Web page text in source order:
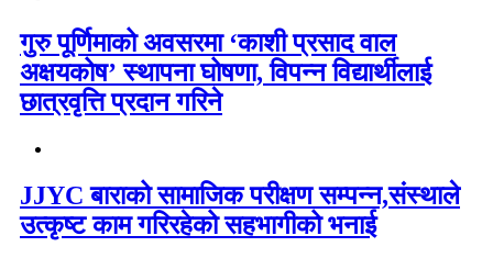
गुरु पूर्णिमाको अवसरमा ‘काशी प्रसाद वाल
अक्षयकोष’ स्थापना घोषणा, विपन्न विद्यार्थीलाई
छात्रवृत्ति प्रदान गरिने
JJYC बाराको सामाजिक परीक्षण सम्पन्न,संस्थाले
उत्कृष्ट काम गरिरहेको सहभागीको भनाई